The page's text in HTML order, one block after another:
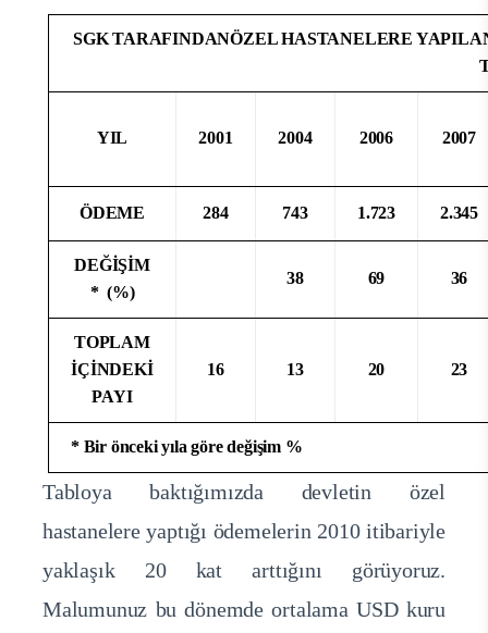
SGK TARAFINDANÖZEL HASTANELERE
YIL 2001 2004 2006 2007
ÖDEME 284 743 1.723 2.345
DEĞİŞİM
* (%)
38 69 36
TOPLAM
İÇİNDEKİ
PAYI
16 13 20 23
* Bir önceki yıla göre değişim %
Tabloya baktığımızda devletin özel
hastanelere yaptığı ödemelerin 2010 itibariyle
yaklaşık 20 kat arttığını görüyoruz.
Malumunuz bu dönemde ortalama USD kuru